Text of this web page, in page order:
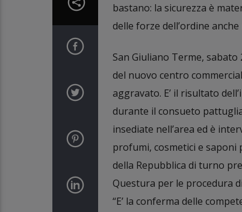
bastano: la sicurezza è
delle forze dell’ordine
San Giuliano Terme,
del nuovo centro
aggravato. E’ il risultato
durante il consueto
insediate nell’area ed è
profumi, cosmetici e
della Repubblica di turno
Questura per le procedura
“E’ la conferma delle